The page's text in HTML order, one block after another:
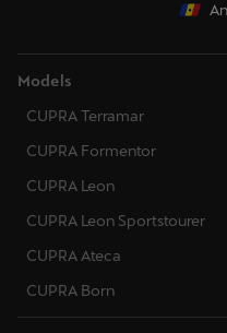
Models
CUPRA Terramar
CUPRA Formentor
CUPRA Leon
CUPRA Leon Sportstourer
CUPRA Ateca
CUPRA Born